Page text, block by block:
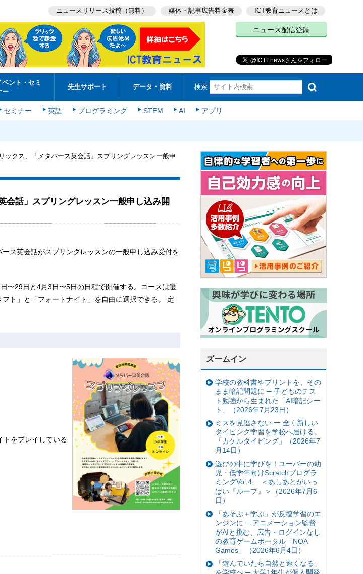
ニュースリリース投稿（無料） 媒体・記事広告料金表 ICT教育ニュースとは
ニュース配信登録
ベント・セミ
ー
先生サポート データ・資料 検索
セミナー 英語 プログラミング STEM AI アプリ
ックス、「メタバース英会話」スプリングレッスン一般申
会話」スプリングレッスン一般申し込み開
ス英会話がスプリングレッスンの一般申し込み受付を
〜29日と4月3日〜5日の日程で開催する。コースは選
ト」と「フォートナイト」を自由に選択できる。 定
トをプレイしている
ズームイン
学校の教科書やプリントを、その
まま暗記問題に ─ 子どものテス
ト勉強から生まれた「AI暗記シー
ト」（2026年7月23日）
ミスを見逃さない ー 全く新しい
タイピング学習を学校へ届ける。
「カケルタイピング」（2026年7
月14日）
遊びの中に学びを！ユーバーの幼
児・低学年向けScratchプログラ
ミングVol.4 ＜あしあとがいっ
ぱい『ループ』＞（2026年7月6
日）
「あそぶ＋学ぶ」が反復学習のエ
ンジンに ─ アニメーション監督
がAIと挑む、広告・ログインなし
の教育ゲームポータル「NOA
Games」（2026年6月4日）
「遊んでいたら自然と速くなる」